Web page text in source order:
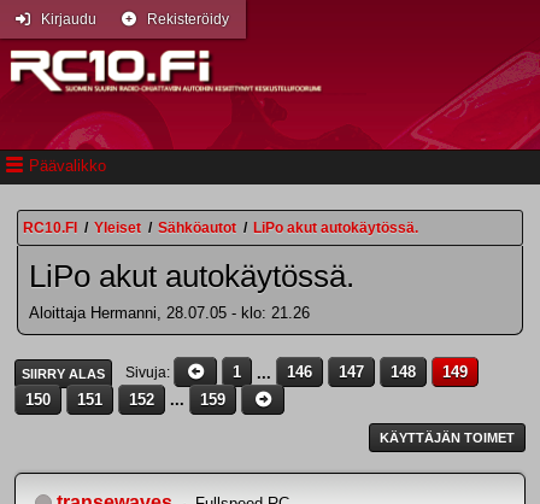
Päävalikko
Kirjaudu Rekisteröidy
RC10.FI / Yleiset / Sähköautot / LiPo akut autokäytössä.
LiPo akut autokäytössä.
Aloittaja Hermanni, 28.07.05 - klo: 21.26
SIIRRY ALAS Sivuja 1 ... 146 147 148
149
150
151 152 ... 159
KÄYTTÄJÄN TOIMET